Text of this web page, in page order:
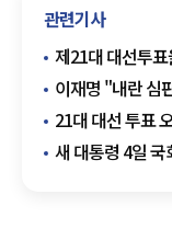
관련기사
제21대 대선투
이재명 "내란 심
교체"
21대 대선 투표
나올 듯
새 대통령 4일